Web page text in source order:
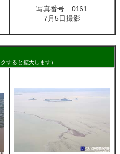
写真番号 0161
7月5日撮影
すると拡大します）